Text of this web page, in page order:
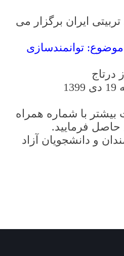
ایران برگزار می
توانمندسازی
درتاج
با شماره همراه
و دانشجویان آزاد